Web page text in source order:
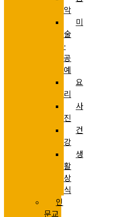
악
미
술
·
공
예
요
리
사
진
건
강
생
활
상
식
인
문교